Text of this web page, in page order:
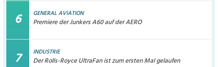
GENERAL AVIATION
Premiere der Junkers A60 auf der AERO
INDUSTRIE
Der Rolls-Royce UltraFan ist zum ersten Mal gelaufen